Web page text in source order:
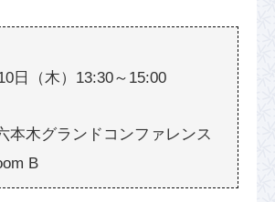
日（木）13:30～15:00
本木グランドコンファレンス
B